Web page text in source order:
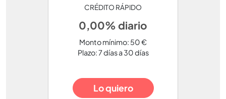
CRÉDITO RÁPIDO
0,00% diario
Monto mínimo: 50 €
Plazo: 7 días a 30 días
Lo quiero